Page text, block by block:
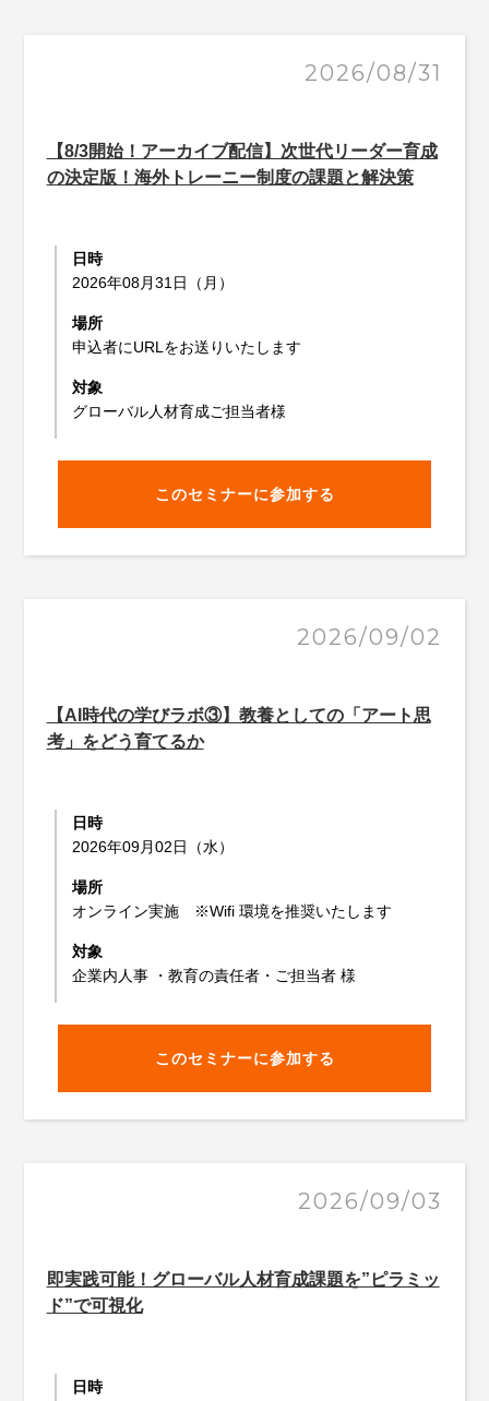
2026/08/31
【8/3開始！アーカイブ配信】次世代リーダー育成
の決定版！海外トレーニー制度の課題と解決策
日時
2026年08月31日（月）
場所
申込者にURLをお送りいたします
対象
グローバル人材育成ご担当者様
このセミナーに参加する
2026/09/02
【AI時代の学びラボ③】教養としての「アート思
考」をどう育てるか
日時
2026年09月02日（水）
場所
オンライン実施 ※Wifi 環境を推奨いたします
対象
企業内人事 ・教育の責任者・ご担当者 様
このセミナーに参加する
2026/09/03
即実践可能！グローバル人材育成課題を”ピラミッ
ド”で可視化
日時